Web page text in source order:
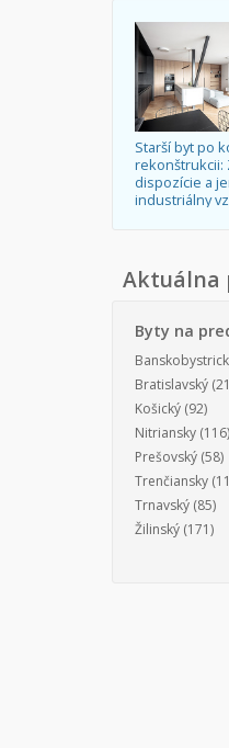
Starší byt po
rekonštrukcii:
dispozície a
industriálny
Aktuálna
Byty na
Bratislavský
Košický (92)
Nitriansky (116)
Prešovský (58)
Trenčiansky
Trnavský (85)
Žilinský (171)